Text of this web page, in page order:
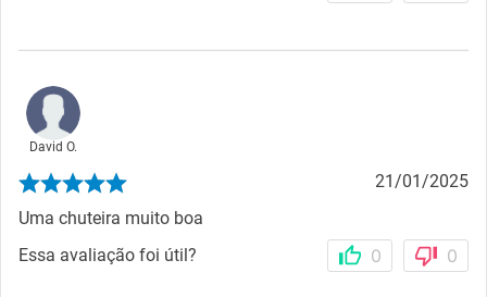
David O.
21/01/2025
Uma chuteira muito boa
Essa avaliação foi útil?
0 0